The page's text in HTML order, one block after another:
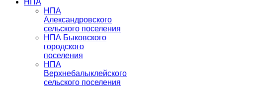
НПА
НПА
Александровского
сельского поселения
НПА Быковского
городского
поселения
НПА
Верхнебалыклейского
сельского поселения